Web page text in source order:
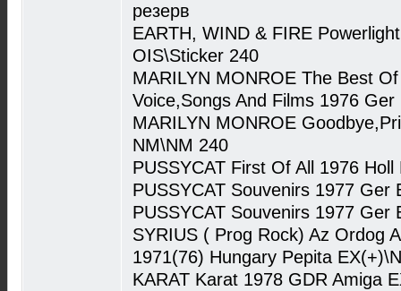
резерв
EARTH, WIND & FIRE
OIS\Sticker 240
MARILYN MONROE The Best
Voice,Songs And Films 1976
MARILYN MONROE
NM\NM 240
PUSSYCAT First Of All 1976
PUSSYCAT Souvenirs 1977 Ger
PUSSYCAT Souvenirs 1977 Ger
SYRIUS ( Prog Rock) Az Ordog
1971(76) Hungary Pepita
KARAT Karat 1978 GDR Amiga